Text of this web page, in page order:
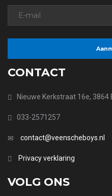
CONTACT
Nieuwe Kerkstraat 16e, 3864
033-2571257
contact@veenscheboys.nl
Privacy verklaring
VOLG ONS